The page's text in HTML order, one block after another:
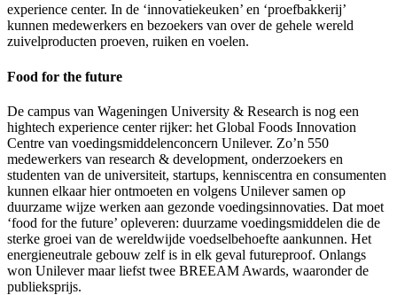
experience center. In de ‘innovatiekeuken’ en ‘proefbakkerij’
kunnen medewerkers en bezoekers van over de gehele wereld
zuivelproducten proeven, ruiken en voelen.
Food for the future
De campus van Wageningen University & Research is nog een
hightech experience center rijker: het Global Foods Innovation
Centre van voedingsmiddelenconcern Unilever. Zo’n 550
medewerkers van research & development, onderzoekers en
studenten van de universiteit, startups, kenniscentra en consumenten
kunnen elkaar hier ontmoeten en volgens Unilever samen op
duurzame wijze werken aan gezonde voedingsinnovaties. Dat moet
‘food for the future’ opleveren: duurzame voedingsmiddelen die de
sterke groei van de wereldwijde voedselbehoefte aankunnen. Het
energieneutrale gebouw zelf is in elk geval futureproof. Onlangs
won Unilever maar liefst twee BREEAM Awards, waaronder de
publieksprijs.